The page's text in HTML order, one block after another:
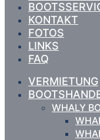
KONTAKT
FOTOS
LINKS
FAQ
VERMIETUNG
WHALY